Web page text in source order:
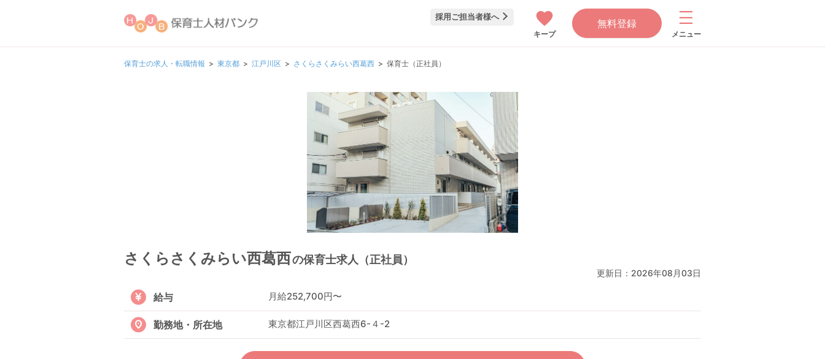
採用ご担当者様へ
キープ
無料登録
メニュー
保育士の求人・転職情報 東京都 江戸川区 さくらさくみらい西葛西 保育士（正社員）
さくらさくみらい西葛西の保育士求人（正社員）
更新日： 2026年08月03日
給与 月給252,700円〜
勤務地・所在地 東京都江戸川区西葛西6-４-2